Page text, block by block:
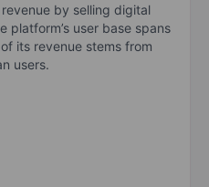
by selling digital
platform’s user base spans
its revenue stems from
users.